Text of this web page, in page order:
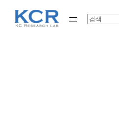
Search